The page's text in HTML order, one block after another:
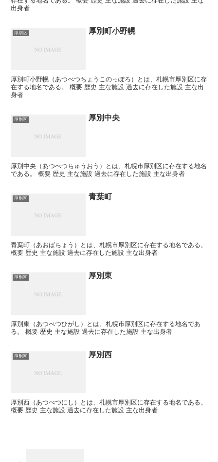
出身者
厚別区 厚別町小野幌
厚別町小野幌（あつべつちょうこのっぽろ）とは、札幌市厚別区に存
在する地名である。 概要 歴史 主な施設 過去に存在した施設 主な出
身者
厚別区 厚別中央
厚別中央（あつべつちゅうおう）とは、札幌市厚別区に存在する地名
である。 概要 歴史 主な施設 過去に存在した施設 主な出身者
厚別区 青葉町
青葉町（あおばちょう）とは、札幌市厚別区に存在する地名である。
概要 歴史 主な施設 過去に存在した施設 主な出身者
厚別区 厚別東
厚別東（あつべつひがし）とは、札幌市厚別区に存在する地名であ
る。 概要 歴史 主な施設 過去に存在した施設 主な出身者
厚別区 厚別西
厚別西（あつべつにし）とは、札幌市厚別区に存在する地名である。
概要 歴史 主な施設 過去に存在した施設 主な出身者